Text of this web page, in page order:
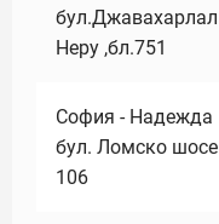
бул.Джавахарлал
Неру ,бл.751
София - Надежда
бул. Ломско шосе
106